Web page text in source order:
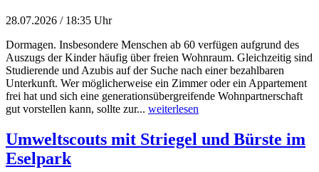
28.07.2026 / 18:35 Uhr
Dormagen. Insbesondere Menschen ab 60 verfügen aufgrund des
Auszugs der Kinder häufig über freien Wohnraum. Gleichzeitig sind
Studierende und Azubis auf der Suche nach einer bezahlbaren
Unterkunft. Wer möglicherweise ein Zimmer oder ein Appartement
frei hat und sich eine generationsübergreifende Wohnpartnerschaft
gut vorstellen kann, sollte zur... weiterlesen
Umweltscouts mit Striegel und Bürste im
Eselpark